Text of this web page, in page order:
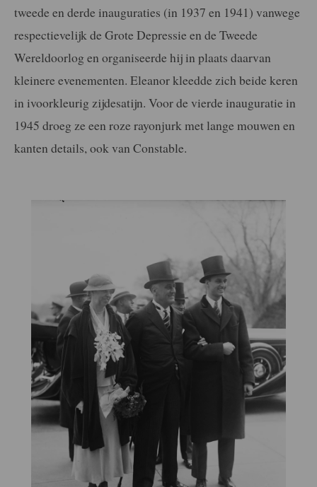
tweede en derde inauguraties (in 1937 en 1941) vanwege
respectievelijk de Grote Depressie en de Tweede
Wereldoorlog en organiseerde hij in plaats daarvan
kleinere evenementen. Eleanor kleedde zich beide keren
in ivoorkleurig zijdesatijn. Voor de vierde inauguratie in
1945 droeg ze een roze rayonjurk met lange mouwen en
kanten details, ook van Constable.